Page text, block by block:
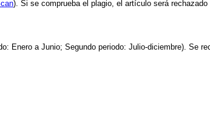
). Si se comprueba el plagio, el artículo será
Enero a Junio; Segundo periodo: Julio-diciembre). Se